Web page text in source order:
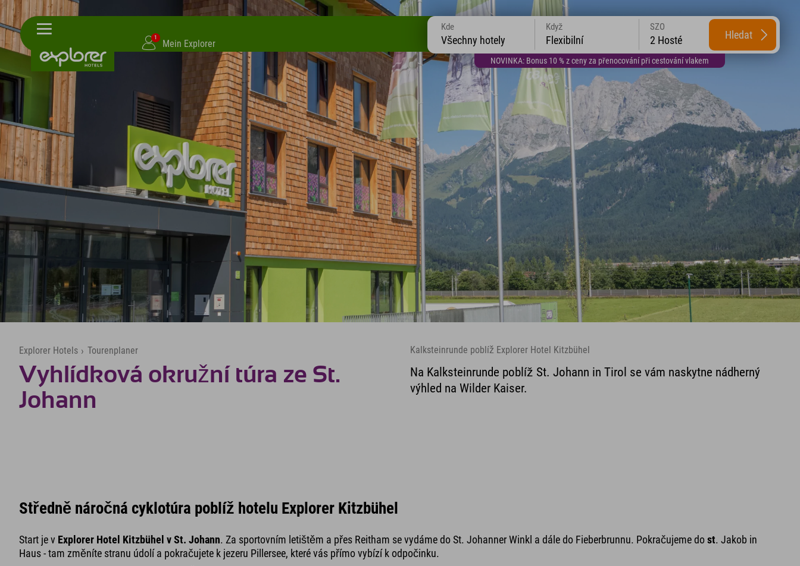
1
Mein Explorer
NOVINKA: Bonus 10 % z ceny za přenocování při cestování vlakem
Kde
Všechny hotely
Když
Flexibilní
SZO
2 Hosté Hledat
Explorer Hotels › Tourenplaner
Vyhlídková okružní túra ze St.
Johann
Kalksteinrunde poblíž Explorer Hotel Kitzbühel
Na Kalksteinrunde poblíž St. Johann in Tirol se vám naskytne nádherný
výhled na Wilder Kaiser.
Středně náročná cyklotúra poblíž hotelu Explorer Kitzbühel
Start je v Explorer Hotel Kitzbühel v St. Johann. Za sportovním letištěm a přes Reitham se vydáme do St. Johanner Winkl a dále do Fieberbrunnu. Pokračujeme dost. Jakob in
Haus - tam změníte stranu údolí a pokračujete k jezeru Pillersee, které vás přímo vybízí k odpočinku.